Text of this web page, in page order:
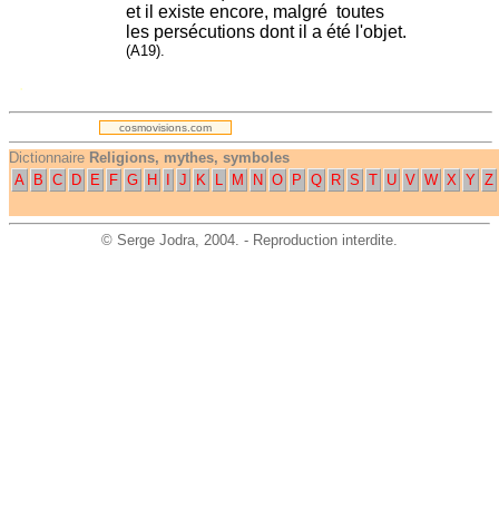
et il existe encore, malgré toutes
les persécutions dont il a été l'objet.
(A19).
.
cosmovisions.com
Dictionnaire Religions, mythes, symboles
A
B C D E F G H J K L M N O P Q R S T U V W X Y Z
© Serge Jodra, 2004. - Reproduction interdite.